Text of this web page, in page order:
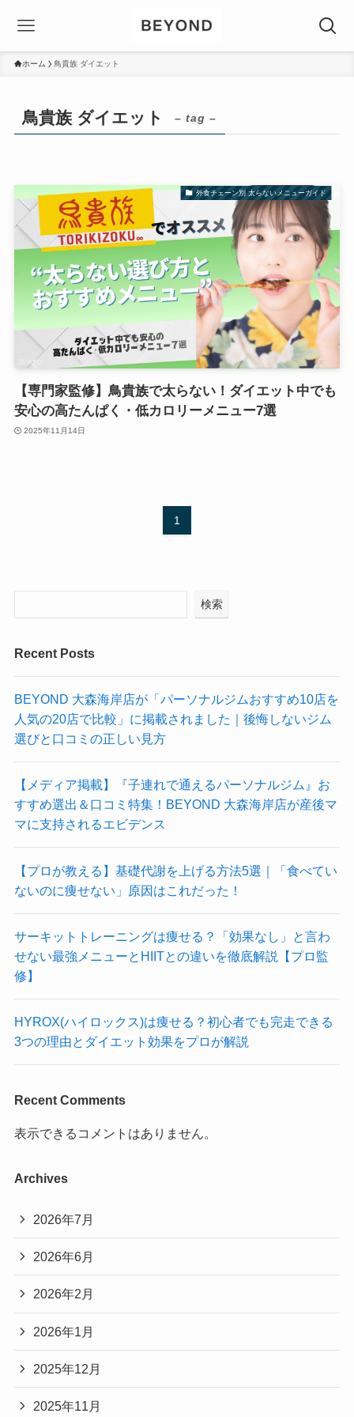
ホーム 鳥貴族 ダイエット
鳥貴族 ダイエット – tag –
外食チェーン別 太らないメニューガイド
【専門家監修】鳥貴族で太らない！ダイエット中でも
安心の高たんぱく・低カロリーメニュー7選
2025年11月14日
1
検索
Recent Posts
BEYOND 大森海岸店が「パーソナルジムおすすめ10店を
人気の20店で比較」に掲載されました｜後悔しないジム
選びと口コミの正しい見方
【メディア掲載】『子連れで通えるパーソナルジム』お
すすめ選出＆口コミ特集！BEYOND 大森海岸店が産後マ
マに支持されるエビデンス
【プロが教える】基礎代謝を上げる方法5選｜「食べてい
ないのに痩せない」原因はこれだった！
サーキットトレーニングは痩せる？「効果なし」と言わ
せない最強メニューとHIITとの違いを徹底解説【プロ監
修】
HYROX(ハイロックス)は痩せる？初心者でも完走できる
3つの理由とダイエット効果をプロが解説
Recent Comments
表示できるコメントはありません。
Archives
2026年7月
2026年6月
2026年2月
2026年1月
2025年12月
2025年11月